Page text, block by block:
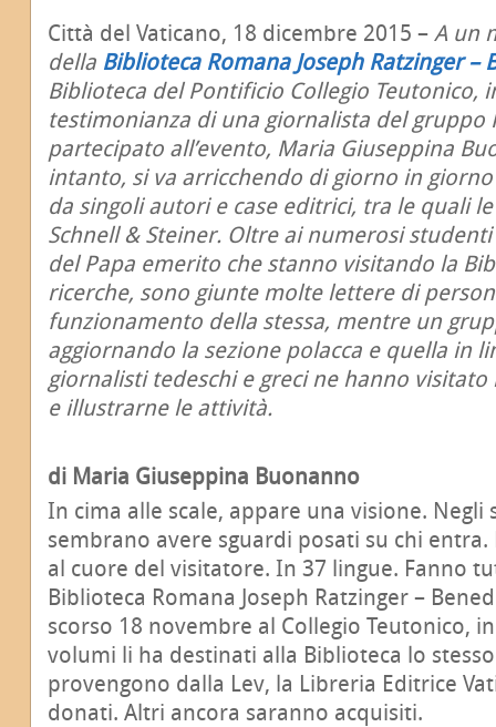
Città del Vaticano, 18 dicembre 2015 – A un
della Biblioteca Romana Joseph Ratzinger –
Biblioteca del Pontificio Collegio Teutonico,
testimonianza di una giornalista del gruppo
partecipato all’evento, Maria Giuseppina
intanto, si va arricchendo di giorno in
da singoli autori e case editrici, tra le quali
Schnell & Steiner. Oltre ai numerosi
del Papa emerito che stanno visitando la
ricerche, sono giunte molte lettere di
funzionamento della stessa, mentre un
aggiornando la sezione polacca e quella in
giornalisti tedeschi e greci ne hanno
e illustrarne le attività.
di Maria Giuseppina Buonanno
In cima alle scale, appare una visione.
sembrano avere sguardi posati su chi
al cuore del visitatore. In 37 lingue. Fanno
Biblioteca Romana Joseph Ratzinger –
scorso 18 novembre al Collegio Teutonico,
volumi li ha destinati alla Biblioteca lo
provengono dalla Lev, la Libreria Editrice
donati. Altri ancora saranno acquisiti.